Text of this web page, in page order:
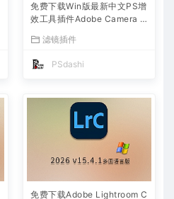
免费下载Win版最新中文PS增
效工具插件Adobe Camera R
后期一键安装包预设Lrc照片
文件文档格式打开处理编辑
滤镜插件
PSdashi
免费下载Adobe Lightroom C